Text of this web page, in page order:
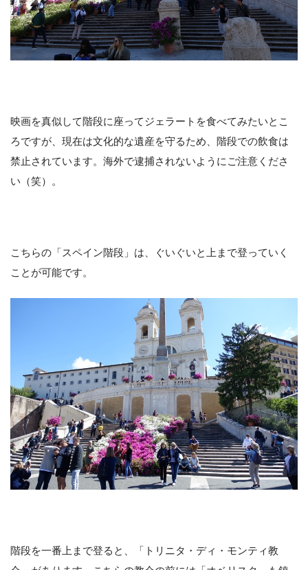
映画を真似して階段に座ってジェラートを食べてみたいとこ
ろですが、現在は文化的な遺産を守るため、階段での飲食は
禁止されています。海外で逮捕されないようにご注意くださ
い（笑）。
こちらの「スペイン階段」は、ぐいぐいと上まで登っていく
ことが可能です。
階段を一番上まで登ると、「トリニタ・ディ・モンティ教